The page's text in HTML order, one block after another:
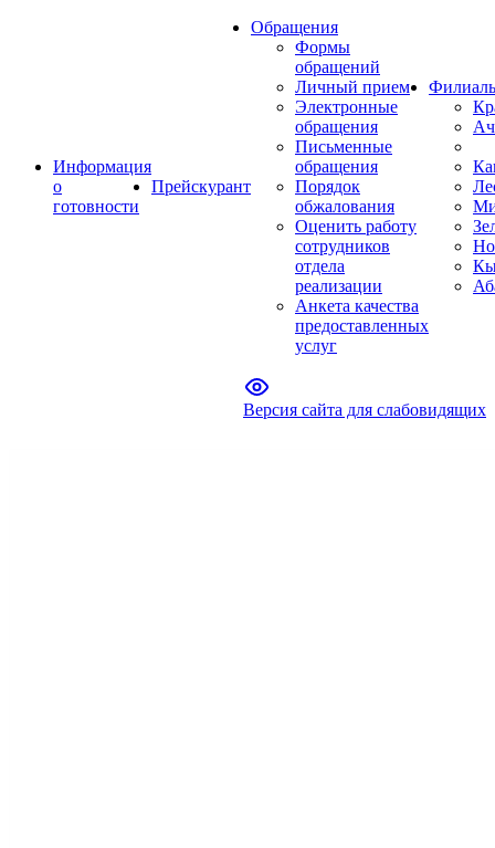
Информация
о
готовности
Прейскурант
Обращения
Формы
обращений
Личный прием
Электронные
обращения
Письменные
обращения
Порядок
обжалования
Оценить работу
сотрудников
отдела
реализации
Анкета качества
предоставленных
услуг
Версия сайта для слабовидящих